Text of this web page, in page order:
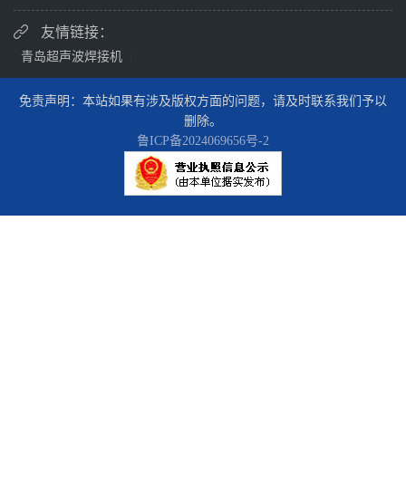
友情链接：
青岛超声波焊接机
免责声明：本站如果有涉及版权方面的问题，请及时联系我们予以
删除。
鲁ICP备2024069656号-2